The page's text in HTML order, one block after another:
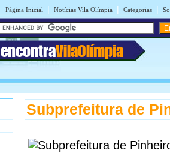
Página Inicial | Notícias Vila Olímpia | Categorias |
encontraVilaOlímpia
Subprefeitura de